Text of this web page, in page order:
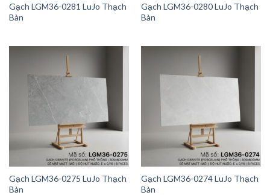
Gạch LGM36-0281 LuJo Thạch
Bàn
Gạch LGM36-0280 LuJo Thạch
Bàn
Gạch LGM36-0275 LuJo Thạch
Bàn
Gạch LGM36-0274 LuJo Thạch
Bàn